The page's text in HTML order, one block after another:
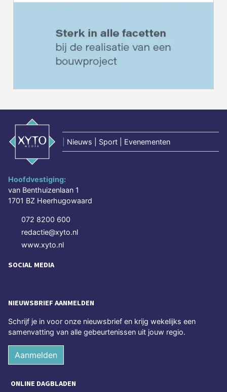
Nieuws | Sport | Evenementen
Hoofdvestiging:
van Benthuizenlaan 1
1701 BZ Heerhugowaard
072 8200 600
redactie@xyto.nl
www.xyto.nl
SOCIAL MEDIA
NIEUWSBRIEF AANMELDEN
Schrijf je in voor onze nieuwsbrief en krijg wekelijks een
samenvatting van alle gebeurtenissen uit jouw regio.
Aanmelden
ONLINE DAGBLADEN